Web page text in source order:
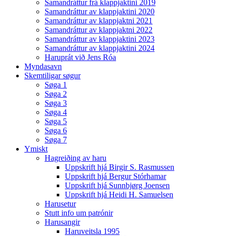
Samandráttur frá klappjaktini 2019
Samandráttur av klappjaktini 2020
Samandráttur av klappjaktni 2021
Samandráttur av klappjaktni 2022
Samandráttur av klappjaktini 2023
Samandráttur av klappjaktini 2024
Haruprát við Jens Róa
Myndasavn
Skemtiligar søgur
Søga 1
Søga 2
Søga 3
Søga 4
Søga 5
Søga 6
Søga 7
Ymiskt
Hagreiðing av haru
Uppskrift hjá Birgir S. Rasmussen
Uppskrift hjá Bergur Stórhamar
Uppskrift hjá Sunnbjørg Joensen
Uppskrift hjá Heidi H. Samuelsen
Harusetur
Stutt info um patrónir
Harusangir
Haruveitsla 1995